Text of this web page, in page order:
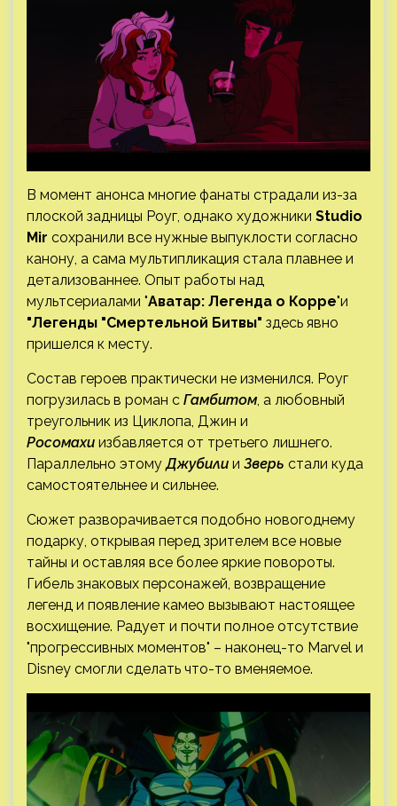
В момент анонса многие фанаты страдали из-за
плоской задницы Роуг, однако художники Studio
Mir сохранили все нужные выпуклости согласно
канону, а сама мультипликация стала плавнее и
детализованнее. Опыт работы над
мультсериалами "Аватар: Легенда о Корре"и
"Легенды "Смертельной Битвы" здесь явно
пришелся к месту.
Состав героев практически не изменился. Роуг
погрузилась в роман с Гамбитом, а любовный
треугольник из Циклопа, Джин и
Росомахи избавляется от третьего лишнего.
Параллельно этому Джубили и Зверь стали куда
самостоятельнее и сильнее.
Сюжет разворачивается подобно новогоднему
подарку, открывая перед зрителем все новые
тайны и оставляя все более яркие повороты.
Гибель знаковых персонажей, возвращение
легенд и появление камео вызывают настоящее
восхищение. Радует и почти полное отсутствие
"прогрессивных моментов" – наконец-то Marvel и
Disney смогли сделать что-то вменяемое.